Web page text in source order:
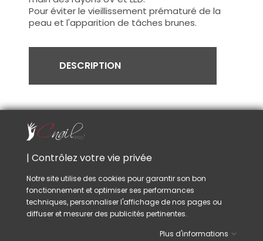
Pour éviter le vieillissement prématuré de la
peau et l'apparition de tâches brunes.
DESCRIPTION
Utilisation :
Les lampes UV et LED
Néanmoins certaines peaux très fines sont
d'autres.
Conseil :
Lavable en machine et réutilisable.
| Contrôlez votre vie privée
Notre site utilise des cookies pour garantir son bon
fonctionnement et optimiser ses performances
techniques, personnaliser l'affichage de nos pages ou
diffuser et mesurer des publicités pertinentes.
Plus d'informations